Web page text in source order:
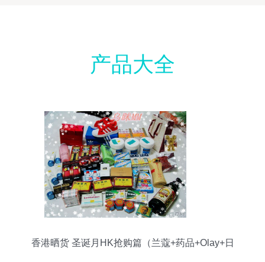
产品大全
香港晒货 圣诞月HK抢购篇（兰蔻+药品+Olay+日